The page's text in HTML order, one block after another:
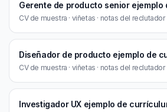
Gerente de producto senior ejemplo
CV de muestra · viñetas · notas del reclutador
Diseñador de producto ejemplo de
CV de muestra · viñetas · notas del reclutador
Investigador UX ejemplo de